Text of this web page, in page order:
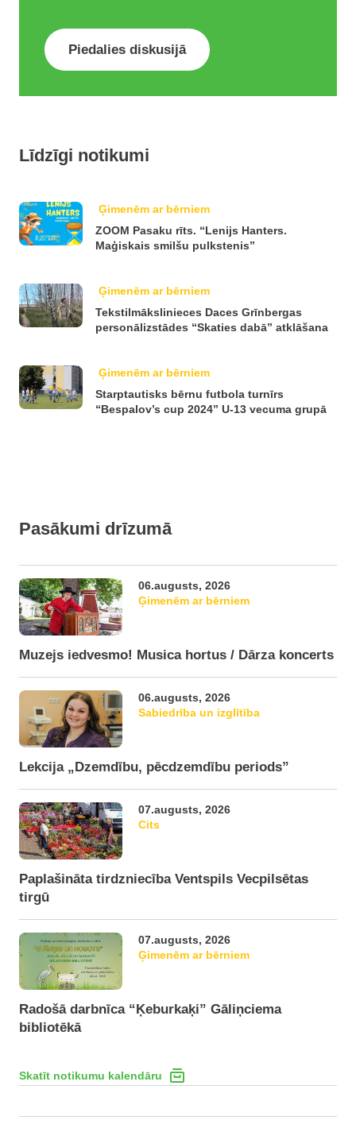
Piedalies diskusijā
Līdzīgi notikumi
Ģimenēm ar bērniem
ZOOM Pasaku rīts. “Lenijs Hanters.
Maģiskais smilšu pulkstenis”
Ģimenēm ar bērniem
Tekstilmākslinieces Daces Grīnbergas
personālizstādes “Skaties dabā” atklāšana
Ģimenēm ar bērniem
Starptautisks bērnu futbola turnīrs
“Bespalov’s cup 2024” U-13 vecuma grupā
Pasākumi drīzumā
06.augusts, 2026
Ģimenēm ar bērniem
Muzejs iedvesmo! Musica hortus / Dārza koncerts
06.augusts, 2026
Sabiedrība un izglītība
Lekcija „Dzemdību, pēcdzemdību periods”
07.augusts, 2026
Cits
Paplašināta tirdzniecība Ventspils Vecpilsētas
tirgū
07.augusts, 2026
Ģimenēm ar bērniem
Radošā darbnīca “Ķeburkaķi” Gāliņciema
bibliotēkā
Skatīt notikumu kalendāru